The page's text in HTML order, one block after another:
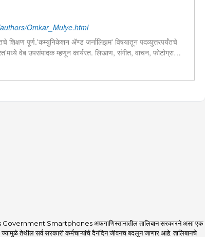
Omkar_Mulye.html
शिक्षण पूर्ण.'कम्युनिकेशन ॲण्ड जर्नालिझम' विषयातून पदव्युत्तरपर्यंतचे
वेब उपसंपादक म्हणून कार्यरत. लिखाण, संगीत, वाचन, फोटोग्राफी,
प्रावीण्य.बालपणापासून रा.स्व.संघाचा स्वयंसेवक
Smartphones अफगाणिस्तानातील तालिबान सरकारने असा एक
तेथील सर्व सरकारी कर्मचाऱ्यांचे दैनंदिन जीवनच बदलून जाणार आहे. तालिबानचे